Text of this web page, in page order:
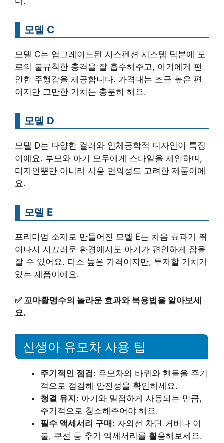
모델 C
모델 C는 업그레이드된 서스펜션 시스템 덕분에 도
로의 불규칙한 충격을 잘 흡수해주고, 아기에게 편
안한 주행감을 제공합니다. 가격대는 조금 높은 편
이지만 그만한 가치는 충분히 해요.
모델 D
모델 D는 다양한 컬러와 인체공학적 디자인이 특징
이에요. 부모와 아기 모두에게 스타일을 제안하며,
디자인뿐만 아니라 사용 편의성도 고려한 제품이에
요.
모델 E
프리미엄 소재로 만들어진 모델 E는 차음 효과가 뛰
어나서 시끄러운 환경에서도 아기가 편안하게 잠을
잘 수 있어요. 다소 높은 가격이지만, 투자할 가치가
있는 제품이에요.
✅ 꼬마활명수의 놀라운 효과와 복용법을 알아보세
요.
신생아 유모차 사용 팁
주기적인 점검: 유모차의 바퀴와 핸들을 주기
적으로 점검해 안전성을 확인하세요.
청결 유지: 아기와 밀접하게 사용되는 만큼,
주기적으로 청소해주어야 해요.
필수 액세서리 구매: 자외선 차단 커버나 이
불, 쿠션 등 추가 액세서리를 활용해보세요.